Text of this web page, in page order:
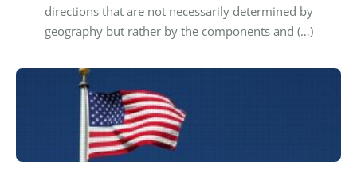
directions that are not necessarily determined by
geography but rather by the components and (…)